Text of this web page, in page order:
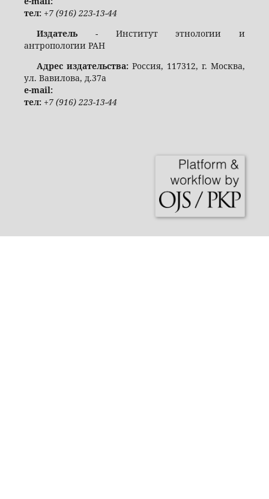
тел: +7 (916) 223-13-44
Издатель- Институт этнологии и
антропологии РАН
Адрес издательства: Россия, 117312, г. Москва,
ул. Вавилова, д.37а
e-mail:
тел: +7 (916) 223-13-44